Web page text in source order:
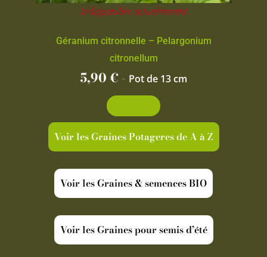
Indisponible actuellement
Géranium citronnelle – Pelargonium
citronellum
5,90€ - Pot de 13 cm
Voir les Graines Potageres de A à Z
Voir les Graines & semences BIO
Voir les Graines pour semis d’été